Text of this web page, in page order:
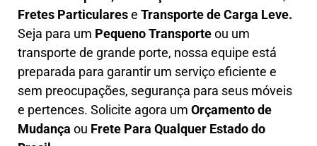
Fretes Particularese Transportede Carga Leve.
Seja para um Pequeno Transporteou um
transporte de grande porte, nossa equipe está
preparada para garantir um serviço eficiente e
sem preocupações, segurança para seus móveis
e pertences. Solicite agora um Orçamento de
Mudança ou Frete Para Qualquer Estado do